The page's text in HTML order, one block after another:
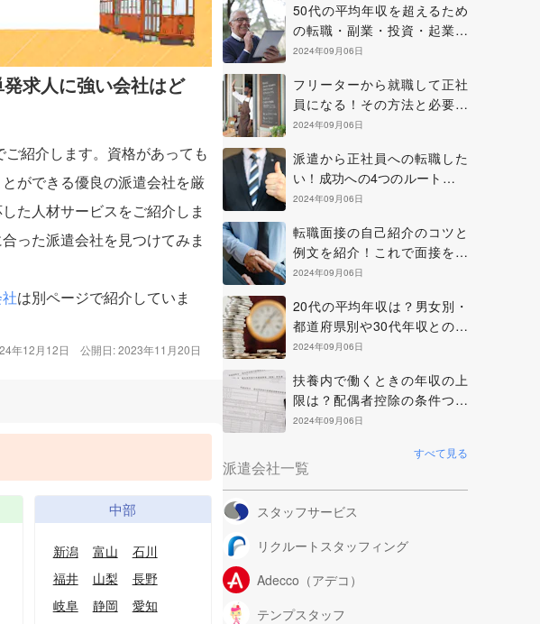
求人に強い会社はど
ご紹介します。資格があっても
ができる優良の派遣会社を厳
た人材サービスをご紹介しま
った派遣会社を見つけてみま
は別ページで紹介していま
年12月12日 公開日: 2023年11月20日
中部
新潟 富山
石川
福井
山梨
長野
岐阜
静岡 愛知
50代の平均年収を超えるため
の転職・副業・投資・起業の
方法について
2024年09月06日
フリーターから就職して正社
員になる！その方法と必要な
準備やコツについて
2024年09月06日
派遣から正社員への転職した
い！成功への4つのルートを確
認しよう
2024年09月06日
転職面接の自己紹介のコツと
例文を紹介！これで面接を乗
り切ろう！
2024年09月06日
20代の平均年収は？男女別・
都道府県別や30代年収との比
較も紹介
2024年09月06日
扶養内で働くときの年収の上
限は？配偶者控除の条件つい
て解説
2024年09月06日
すべて見る
派遣会社一覧
スタッフサービス
リクルートスタッフィング
Adecco（アデコ）
テンプスタッフ